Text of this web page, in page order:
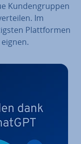
Kun­den­grup­pen
Im
Platt­for­men